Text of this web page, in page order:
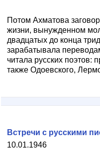
Потом Ахматова
жизни, вынужденном
двадцатых до конца
зарабатывала
читала русских поэтов:
также Одоевского,
10.01.1946
Встречи с русскими